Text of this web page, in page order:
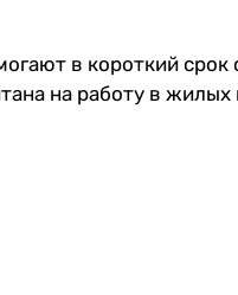
в короткий
на работу в